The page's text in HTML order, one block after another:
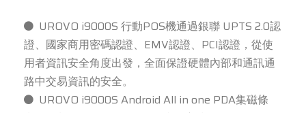
UROVO i9000S 行動POS機通過銀聯 UPTS 2.0認
證、國家商用密碼認證、EMV認證、PCI認證，從使
用者資訊安全角度出發，全面保證硬體內部和通訊通
路中交易資訊的安全。
UROVO i9000S Android All in one PDA集磁條